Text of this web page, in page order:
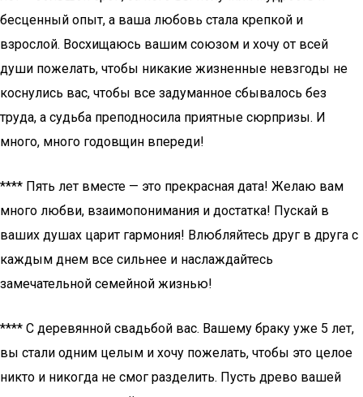
бесценный опыт, а ваша любовь стала крепкой и
взрослой. Восхищаюсь вашим союзом и хочу от всей
души пожелать, чтобы никакие жизненные невзгоды не
коснулись вас, чтобы все задуманное сбывалось без
труда, а судьба преподносила приятные сюрпризы. И
много, много годовщин впереди!
**** Пять лет вместе — это прекрасная дата! Желаю вам
много любви, взаимопонимания и достатка! Пускай в
ваших душах царит гармония! Влюбляйтесь друг в друга с
каждым днем все сильнее и наслаждайтесь
замечательной семейной жизнью!
**** С деревянной свадьбой вас. Вашему браку уже 5 лет,
вы стали одним целым и хочу пожелать, чтобы это целое
никто и никогда не смог разделить. Пусть древо вашей